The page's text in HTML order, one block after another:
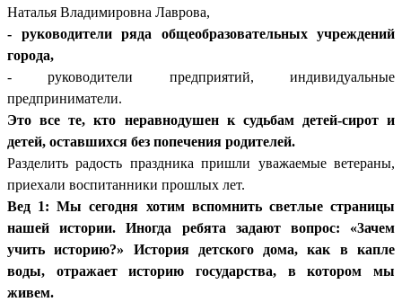
Наталья Владимировна Лаврова,
- руководители ряда общеобразовательных учреждений
города,
- руководители предприятий, индивидуальные
предприниматели.
Это все те, кто неравнодушен к судьбам детей-сирот и
детей, оставшихся без попечения родителей.
Разделить радость праздника пришли уважаемые ветераны,
приехали воспитанники прошлых лет.
Вед 1: Мы сегодня хотим вспомнить светлые страницы
нашей истории. Иногда ребята задают вопрос: «3ачем
учить историю?» История детского дома, как в капле
воды, отражает историю государства, в котором мы
живем.